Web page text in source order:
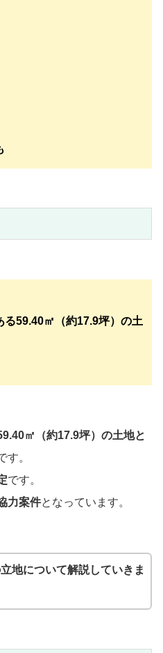
59.40㎡（約17.9坪）の土
㎡（約17.9坪）の土地と
す。
です。
力案件となっています。
地について解説していきま